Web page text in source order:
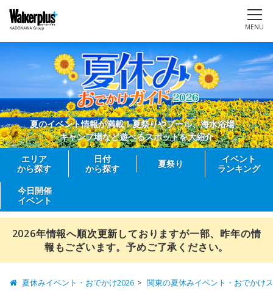
MENU
夏のイベント情報が満載！夏祭りやプール、海水浴場、
キャンプ場など遊べるスポットを大紹介
エリア
から探す
日付
から探す
夏祭り
イベント
ランキング
今日開催
イベント
2026年情報へ順次更新しておりますが一部、昨年の情
報もございます。予めご了承ください。
夏休みイベント・おでかけ2026 関東の夏休みイベント・おでかけ